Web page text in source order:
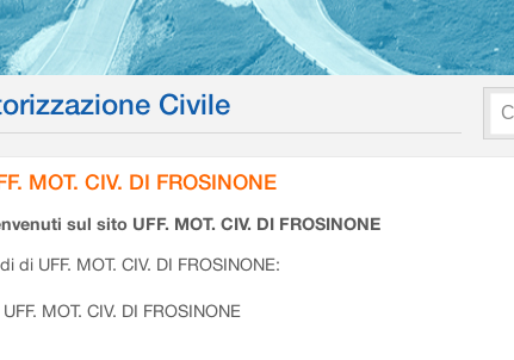
Civile
MOT. CIV. DI FROSINONE
sul sito UFF. MOT. CIV. DI FROSINONE
di UFF. MOT. CIV. DI FROSINONE:
UFF. MOT. CIV. DI FROSINONE